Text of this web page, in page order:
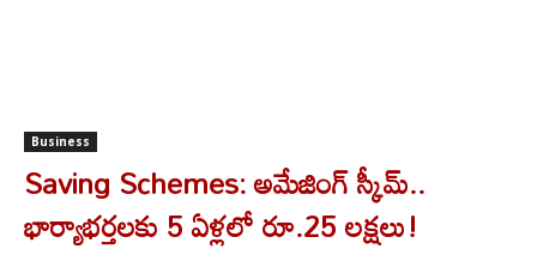
Business
Saving Schemes: అమేజింగ్ స్కీమ్..
భార్యాభర్తలకు 5 ఏళ్లలో రూ.25 లక్షలు!